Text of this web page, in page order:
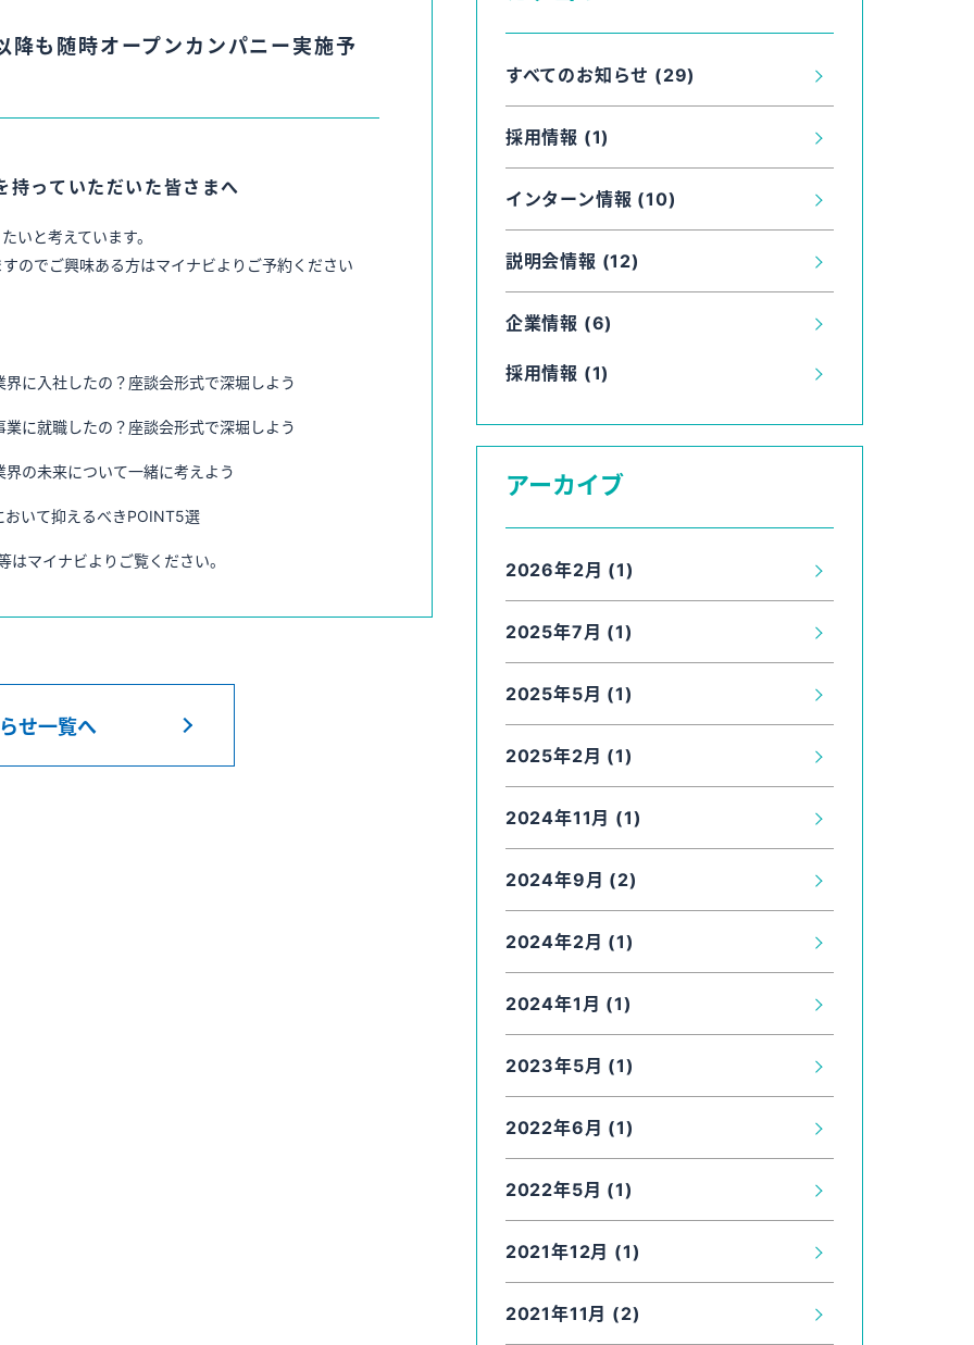
も随時オープンカンパニー実施予
持っていただいた皆さまへ
いと考えています。
のでご興味ある方はマイナビよりご予約ください
に入社したの？座談会形式で深堀しよう
に就職したの？座談会形式で深堀しよう
の未来について一緒に考えよう
いて抑えるべきPOINT5選
マイナビよりご覧ください。
せ一覧へ
すべてのお知らせ (29)
採用情報 (1)
インターン情報 (10)
説明会情報 (12)
企業情報 (6)
採用情報 (1)
アーカイブ
2026年2月 (1)
2025年7月 (1)
2025年5月 (1)
2025年2月 (1)
2024年11月 (1)
2024年9月 (2)
2024年2月 (1)
2024年1月 (1)
2023年5月 (1)
2022年6月 (1)
2022年5月 (1)
2021年12月 (1)
2021年11月 (2)